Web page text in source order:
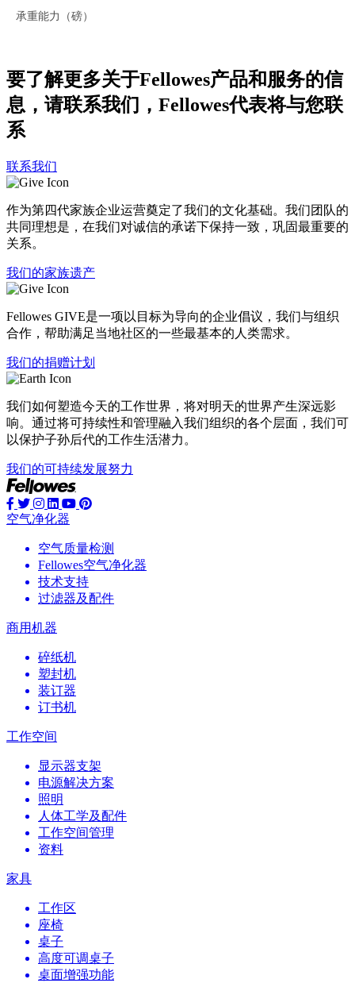
承重能力（磅）
要了解更多关于Fellowes产品和服务的信
息，请联系我们，Fellowes代表将与您联
系
联系我们
作为第四代家族企业运营奠定了我们的文化基础。我们团队的
共同理想是，在我们对诚信的承诺下保持一致，巩固最重要的
关系。
我们的家族遗产
Fellowes GIVE是一项以目标为导向的企业倡议，我们与组织
合作，帮助满足当地社区的一些最基本的人类需求。
我们的捐赠计划
我们如何塑造今天的工作世界，将对明天的世界产生深远影
响。通过将可持续性和管理融入我们组织的各个层面，我们可
以保护子孙后代的工作生活潜力。
我们的可持续发展努力
空气净化器
空气质量检测
Fellowes空气净化器
技术支持
过滤器及配件
商用机器
碎纸机
塑封机
装订器
订书机
工作空间
显示器支架
电源解决方案
照明
人体工学及配件
工作空间管理
资料
家具
工作区
座椅
桌子
高度可调桌子
桌面增强功能